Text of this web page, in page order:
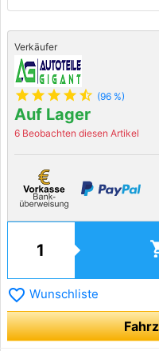
Verkäufer
star star star star star_half (96 %)
Auf Lager
6 Beobachten diesen Artikel
favorite_border Wunschliste